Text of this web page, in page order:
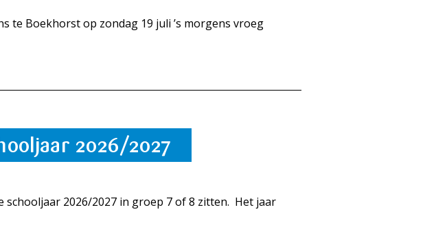
te Boekhorst op zondag 19 juli ’s morgens vroeg
2026/2027
2026/2027 in groep 7 of 8 zitten. Het jaar